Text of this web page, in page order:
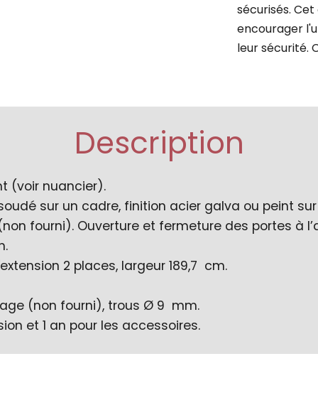
sécurisés.
encourager
leur sécurité.
Description
(voir nuancier).
sur un cadre, finition acier galva ou peint
fourni). Ouverture et fermeture des portes à
2 places, largeur 189,7 cm.
(non fourni), trous Ø 9 mm.
et 1 an pour les accessoires.